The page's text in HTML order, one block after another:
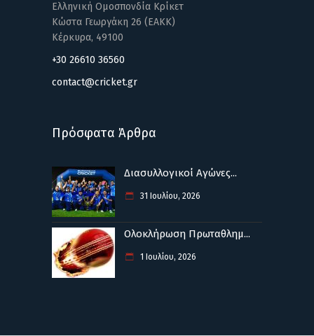
Ελληνική Ομοσπονδία Κρίκετ
Κώστα Γεωργάκη 26 (ΕΑΚΚ)
Κέρκυρα, 49100
+30 26610 36560
contact@cricket.gr
Πρόσφατα Άρθρα
Διασυλλογικοί Αγώνες...
31 Ιουλίου, 2026
Ολοκλήρωση Πρωταθλημ...
1 Ιουλίου, 2026